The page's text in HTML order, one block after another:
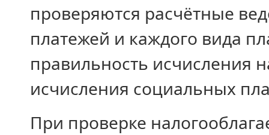
проверяются расчётные
платежей и каждого вида
правильность исчисления
исчисления социальных
При проверке